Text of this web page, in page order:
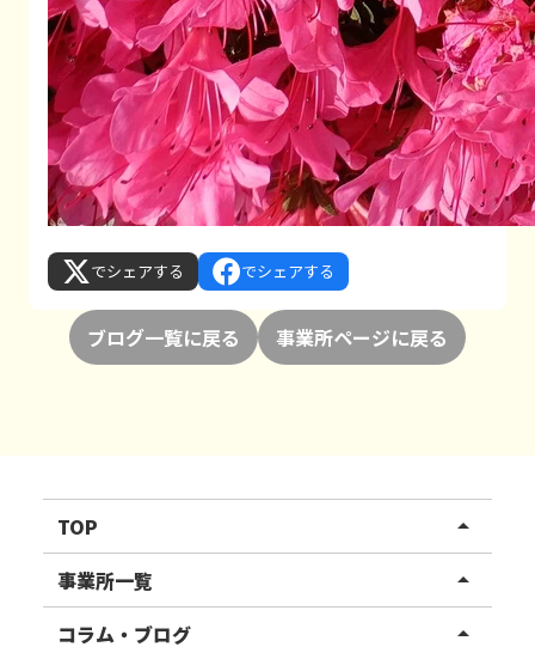
でシェアする でシェアする
ブログ一覧に戻る 事業所ページに戻る
TOP arrow_drop_up
リハスワーク
リハスファーム
事業所一覧 arrow_drop_up
関東エリア
コラム・ブログ arrow_drop_up